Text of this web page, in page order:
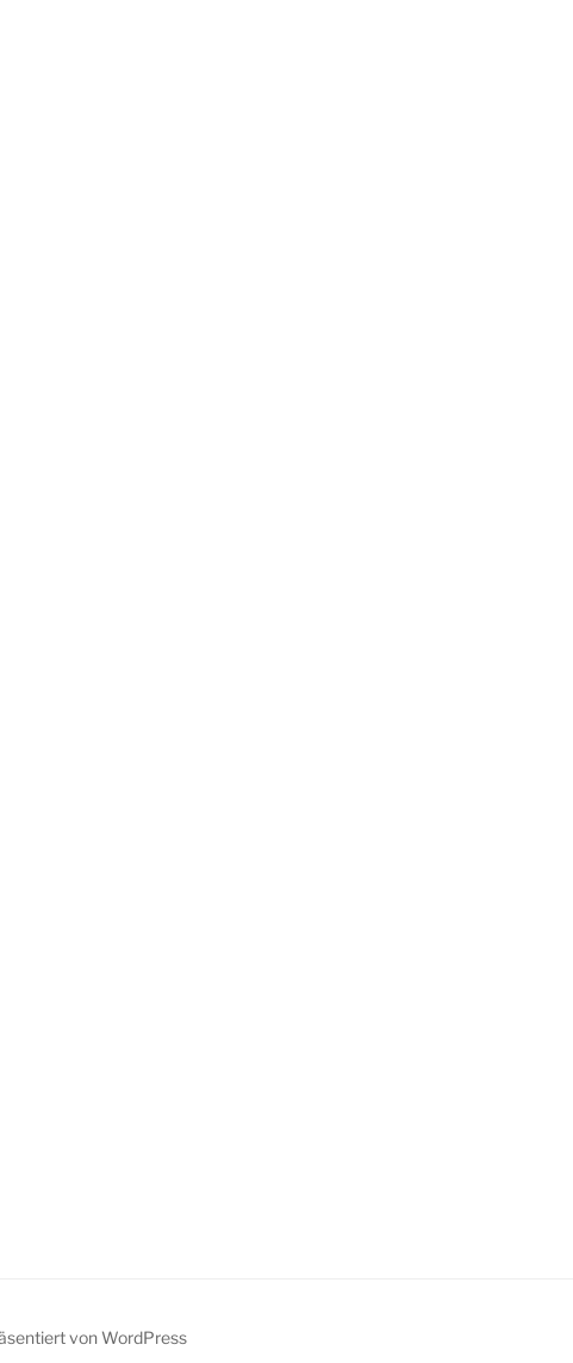
von WordPress